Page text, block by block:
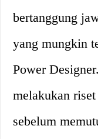
bertanggung
yang mungkin
Power
melakukan
sebelum